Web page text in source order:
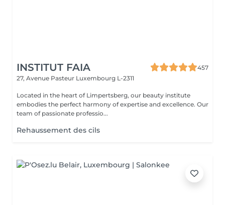
INSTITUT FAIA
457
27, Avenue Pasteur Luxembourg L-2311
Located in the heart of Limpertsberg, our beauty institute
embodies the perfect harmony of expertise and excellence. Our
team of passionate professio...
Rehaussement des cils